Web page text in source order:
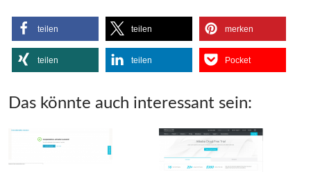
teilen teilen merken
teilen teilen Pocket
Das könnte auch interessant sein: